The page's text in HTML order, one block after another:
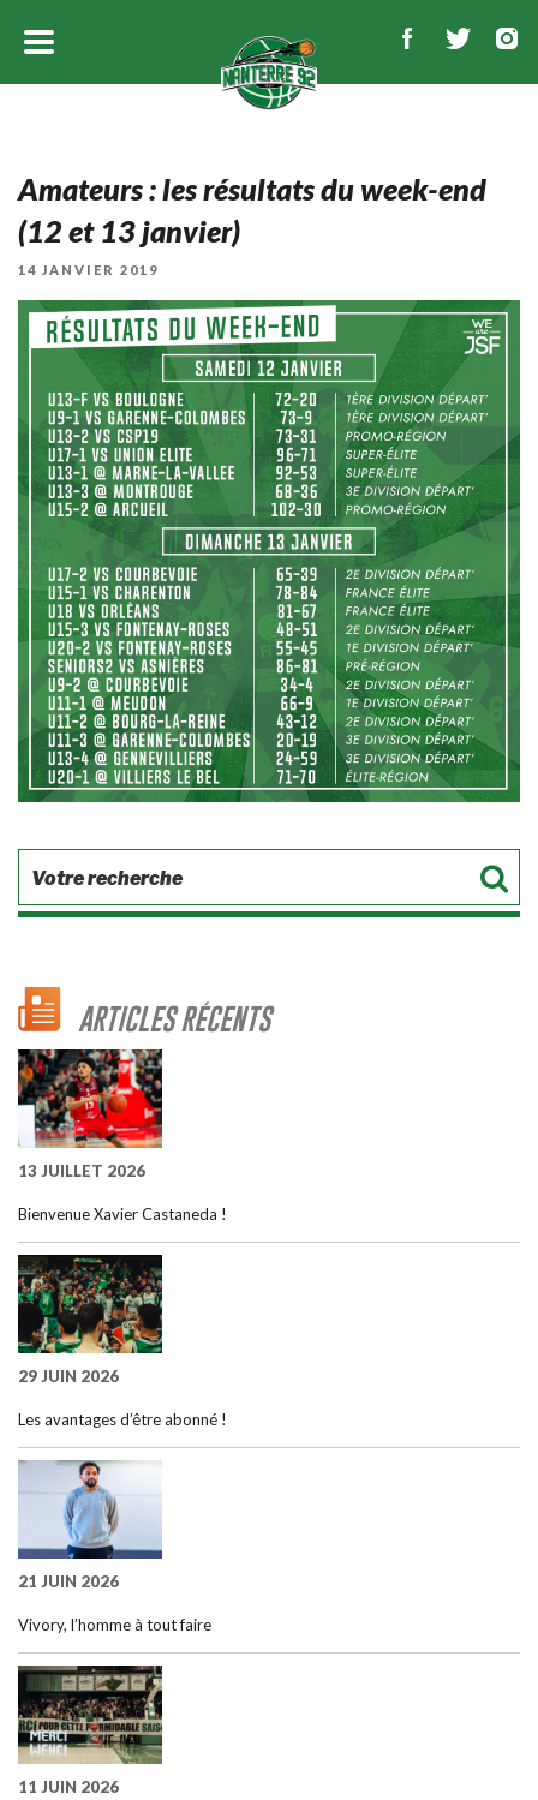
Amateurs : les résultats du week-end
(12 et 13 janvier)
PUBLIÉ
14 JANVIER 2019
ARTICLES RÉCENTS
13 JUILLET 2026
Bienvenue Xavier Castaneda !
29 JUIN 2026
Les avantages d’être abonné !
21 JUIN 2026
Vivory, l’homme à tout faire
11 JUIN 2026